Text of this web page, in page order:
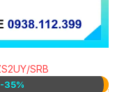
SRB
35%